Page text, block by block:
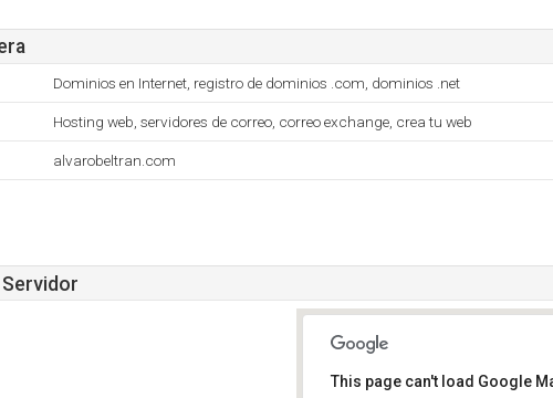
Dominios en Internet, registro de dominios .com, dominios .net
Hosting web, servidores de correo, correo exchange, crea tu web
alvarobeltran.com
This page can't load Google